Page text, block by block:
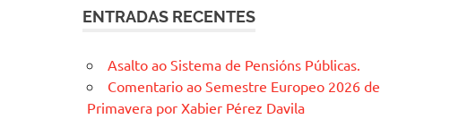
ENTRADAS RECENTES
Asalto ao Sistema de Pensións Públicas.
Comentario ao Semestre Europeo 2026 de
Primavera por Xabier Pérez Davila